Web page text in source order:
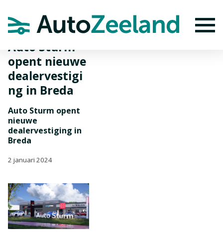
Auto Sturm
opent nieuwe
dealervestigi
ng in Breda
Auto Sturm opent
nieuwe
dealervestiging in
Breda
2 januari 2024
BEKIJK